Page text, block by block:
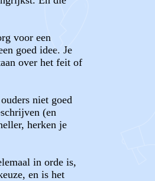
voor een
goed idee. Je
over het feit of
niet goed
(en
herken je
in orde is,
en is het